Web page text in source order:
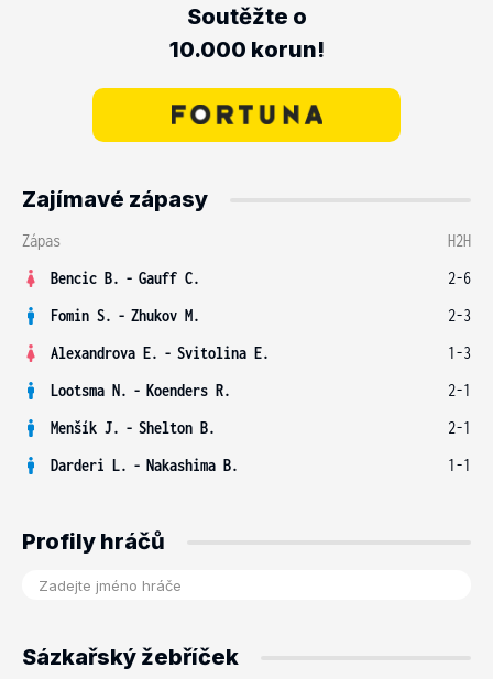
Soutěžte o
10.000 korun!
Zajímavé zápasy
Zápas
H2H
Bencic B. - Gauff C.
2-6
Fomin S. - Zhukov M.
2-3
Alexandrova E. - Svitolina E.
1-3
Lootsma N. - Koenders R.
2-1
Menšík J. - Shelton B.
2-1
Darderi L. - Nakashima B. 1-1
Profily hráčů
Sázkařský žebříček